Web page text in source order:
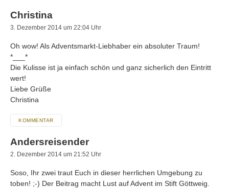
Christina
3. Dezember 2014 um 22:04 Uhr
Oh wow! Als Adventsmarkt-Liebhaber ein absoluter Traum!
*___*
Die Kulisse ist ja einfach schön und ganz sicherlich den Eintritt
wert!
Liebe Grüße
Christina
KOMMENTAR
Andersreisender
2. Dezember 2014 um 21:52 Uhr
Soso, Ihr zwei traut Euch in dieser herrlichen Umgebung zu
toben! ;-) Der Beitrag macht Lust auf Advent im Stift Göttweig.